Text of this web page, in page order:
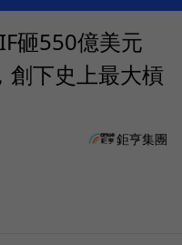
砸550億美元
創下史上最大槓
鉅亨集團